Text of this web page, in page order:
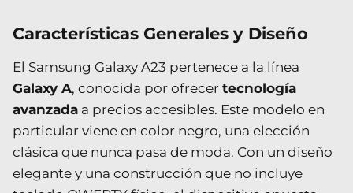
Características Generales y Diseño
El Samsung Galaxy A23 pertenece a la línea
Galaxy A, conocida por ofrecer tecnología
avanzada a precios accesibles. Este modelo en
particular viene en color negro, una elección
clásica que nunca pasa de moda. Con un diseño
elegante y una construcción que no incluye